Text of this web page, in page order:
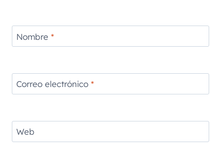
Nombre *
Correo electrónico *
Web